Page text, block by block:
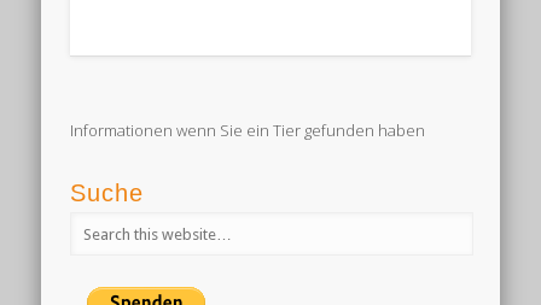
Informationen wenn Sie ein Tier gefunden haben
Suche